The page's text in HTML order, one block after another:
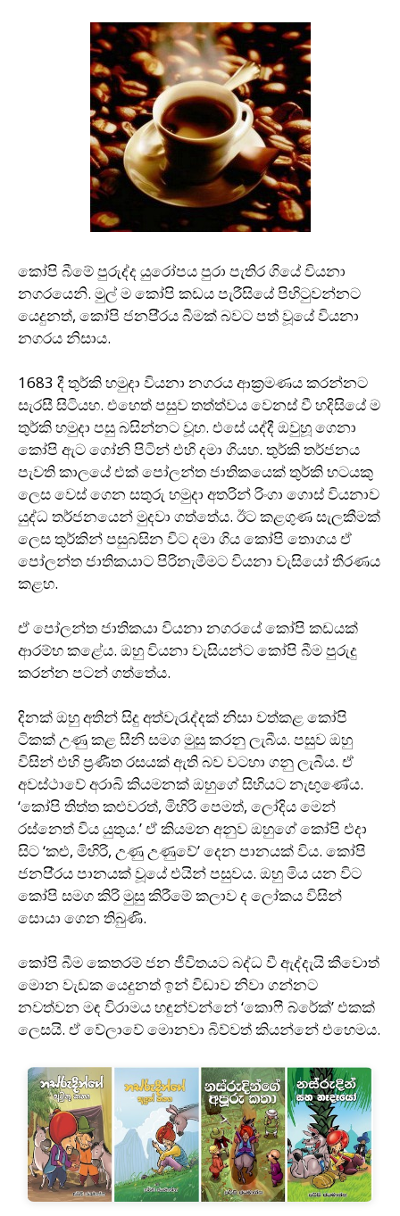
කෝපි බීමේ පුරුද්ද යුරෝපය පුරා පැතිර ගියේ වියනා
නගරයෙනි. මුල් ම කෝපි කඩය පැරීසියේ පිහිටුවන්නට
යෙදුනත්, කෝපි ජනපි‍්‍රය බීමක් බවට පත් වූයේ වියනා
නගරය නිසාය.
1683 දී තුර්කි හමුදා වියනා නගරය ආක‍්‍රමණය කරන්නට
සැරසී සිටියහ. එහෙත් පසුව තත්ත්වය වෙනස් වී හදිසියේ ම
තුර්කි හමුදා පසු බසින්නට වූහ. එසේ යද්දී ඔවුහූ ගෙනා
කෝපි ඇට ගෝනි පිටින් එහි දමා ගියහ. තුර්කි තර්ජනය
පැවති කාලයේ එක් පෝලන්ත ජාතිකයෙක් තුර්කි භටයකු
ලෙස වෙස් ගෙන සතුරු හමුදා අතරින් රිංගා ගොස් වියනාව
යුද්ධ තර්ජනයෙන් මුදවා ගත්තේය. ඊට කළගුණ සැලකීමක්
ලෙස තුර්කින් පසුබසින විට දමා ගිය කෝපි තොගය ඒ
පෝලන්ත ජාතිකයාට පිරිනැමීමට වියනා වැසියෝ තීරණය
කළහ.
ඒ පෝලන්ත ජාතිකයා වියනා නගරයේ කෝපි කඩයක්
ආරම්භ කළේය. ඔහු වියනා වැසියන්ට කෝපි බීම පුරුදු
කරන්න පටන් ගත්තේය.
දිනක් ඔහු අතින් සිදු අත්වැරැද්දක් නිසා වත්කළ කෝපි
ටිකක් උණු කළ සීනි සමග මුසු කරනු ලැබීය. පසුව ඔහු
විසින් එහි ප‍්‍රණීත රසයක් ඇති බව වටහා ගනු ලැබීය. ඒ
අවස්ථාවේ අරාබි කියමනක් ඔහුගේ සිහියට නැඟුණේය.
‘කෝපි තිත්ත කළුවරත්, මිහිරි පෙමත්, ලෝදිය මෙන්
රස්නෙත් විය යුතුය.’ ඒ කියමන අනුව ඔහුගේ කෝපි එදා
සිට ‘කළු, මිහිරි, උණු උණුවේ’ දෙන පානයක් විය. කෝපි
ජනපි‍්‍රය පානයක් වූයේ එයින් පසුවය. ඔහු මිය යන විට
කෝපි සමග කිරි මුසු කිරීමේ කලාව ද ලෝකය විසින්
සොයා ගෙන තිබුණි.
කෝපි බීම කෙතරම් ජන ජීවිතයට බද්ධ වී ඇද්දැයි කීවොත්
මොන වැඩක යෙදුනත් ඉන් විඩාව නිවා ගන්නට
නවත්වන මඳ විරාමය හඳුන්වන්නේ ‘කොෆී බ්රේක්’ එකක්
ලෙසයි. ඒ වේලාවේ මොනවා බිව්වත් කියන්නේ එහෙමය.